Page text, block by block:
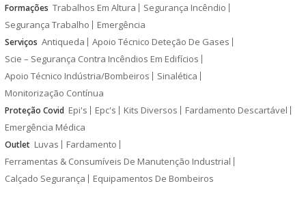
Formações Trabalhos Em Altura
Segurança Incêndio
Segurança Trabalho
Emergência
Serviços Antiqueda
Apoio Técnico Deteção De Gases
Scie – Segurança Contra Incêndios Em Edifícios
Apoio Técnico Indústria/Bombeiros
Sinalética
Monitorização Contínua
Proteção Covid Epi's Epc's Kits Diversos
Fardamento Descartável
Emergência Médica
Outlet Luvas
Fardamento
Ferramentas & Consumíveis De Manutenção Industrial
Calçado Segurança
Equipamentos De Bombeiros